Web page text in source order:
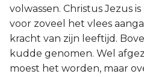
volwassen. Christus Jezus
voor zoveel het vlees
kracht van zijn leeftijd.
kudde genomen. Wel
moest het worden, maar